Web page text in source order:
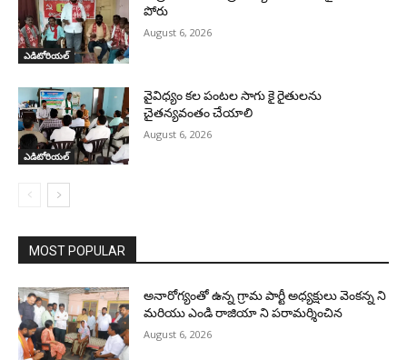
ఎడిటోరియల్
పోరు
August 6, 2026
ఎడిటోరియల్
వైవిధ్యం కల పంటల సాగు కై రైతులను
చైతన్యవంతం చేయాలి
August 6, 2026
MOST POPULAR
అనారోగ్యంతో ఉన్న గ్రామ పార్టీ అధ్యక్షులు వెంకన్న ని
మరియు ఎండి రాజియా ని పరామర్శించిన
August 6, 2026